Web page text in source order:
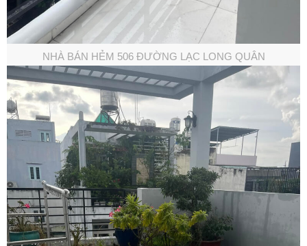
NHÀ BÁN HẺM 506 ĐƯỜNG LẠC LONG QUÂN